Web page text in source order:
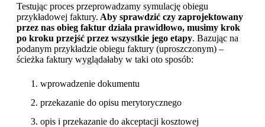
Testując proces przeprowadzamy symulację obiegu
przykładowej faktury. Aby sprawdzić czy zaprojektowany
przez nas obieg faktur działa prawidłowo, musimy krok
po kroku przejść przez wszystkie jego etapy. Bazując na
podanym przykładzie obiegu faktury (uproszczonym) –
ścieżka faktury wyglądałaby w taki oto sposób:
wprowadzenie dokumentu
przekazanie do opisu merytorycznego
opis i przekazanie do akceptacji kosztowej